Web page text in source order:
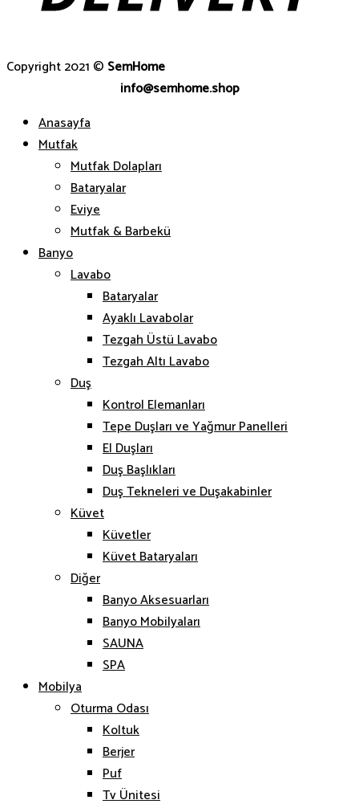
Copyright 2021 © SemHome
info@semhome.shop
Anasayfa
Mutfak
Mutfak Dolapları
Bataryalar
Eviye
Mutfak & Barbekü
Banyo
Lavabo
Bataryalar
Ayaklı Lavabolar
Tezgah Üstü Lavabo
Tezgah Altı Lavabo
Duş
Kontrol Elemanları
Tepe Duşları ve Yağmur Panelleri
El Duşları
Duş Başlıkları
Duş Tekneleri ve Duşakabinler
Küvet
Küvetler
Küvet Bataryaları
Diğer
Banyo Aksesuarları
Banyo Mobilyaları
SAUNA
SPA
Mobilya
Oturma Odası
Koltuk
Berjer
Puf
Tv Ünitesi